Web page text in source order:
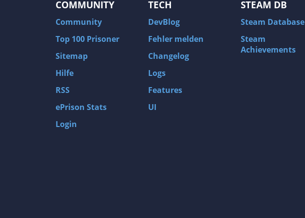
COMMUNITY
Community
Top 100 Prisoner
Sitemap
Hilfe
RSS
ePrison Stats
Login
TECH
DevBlog
Fehler melden
Changelog
Logs
Features
UI
STEAM DB
Steam Database
Steam
Achievements